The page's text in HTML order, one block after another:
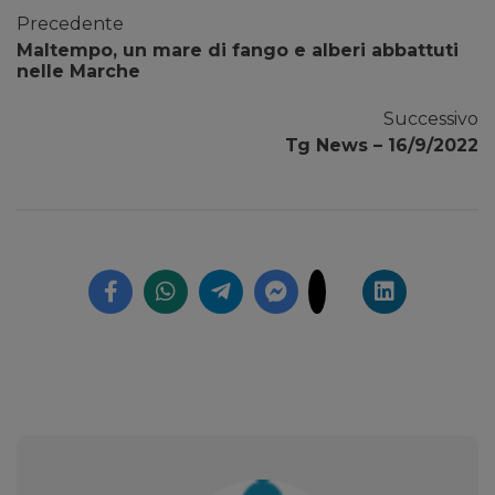
Precedente
Maltempo, un mare di fango e alberi abbattuti
nelle Marche
Successivo
Tg News – 16/9/2022